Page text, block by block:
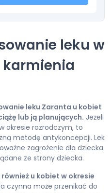
leku w
karmienia
leku Zaranta u kobiet
lub ją planujących. Jeżeli
okresie rozrodczym, to
metodę antykoncepcji. Lek
zagrożenie dla dziecka
ze strony dziecka.
u kobiet w okresie
czynna może przenikać do